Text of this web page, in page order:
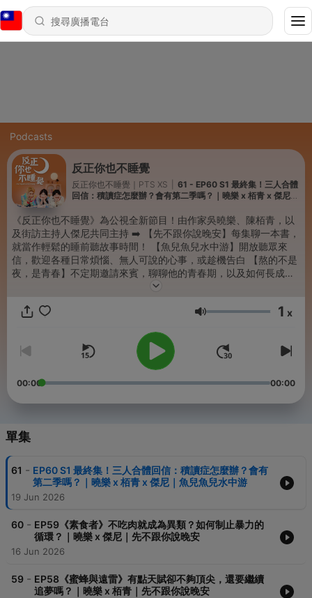
Podcasts
反正你也不睡覺
反正你也不睡覺｜PTS XS
61 - EP60 S1 最終集！三人合體
回信：積讀症怎麼辦？會有第二季嗎？｜曉樂 x 栢青 x 傑尼｜
《反正你也不睡覺》為公視全新節目！由作家吳曉樂、陳栢青，以
及街訪主持人傑尼共同主持 ➡️ 【先不跟你說晚安】每集聊一本書，
就當作輕鬆的睡前聽故事時間！ 【魚兒魚兒水中游】開放聽眾來
信，歡迎各種日常煩惱、無人可說的心事，或趁機告白 【熬的不是
夜，是青春】不定期邀請來賓，聊聊他的青春期，以及如何長成現
反正你也不睡覺 🔎 FB：反正你也不睡覺 🔎 IG：stayuplatepts --
音量 1 x
00:00 00:00
單集
61 - EP60 S1 最終集！三人合體回信：積讀症怎麼辦？會有
第二季嗎？｜曉樂 x 栢青 x 傑尼｜魚兒魚兒水中游
19 Jun 2026
60 - EP59《素食者》不吃肉就成為異類？如何制止暴力的
循環？｜曉樂 x 傑尼｜先不跟你說晚安
16 Jun 2026
59 - EP58《蜜蜂與遠雷》有點天賦卻不夠頂尖，還要繼續
追夢嗎？｜曉樂 x 栢青｜先不跟你說晚安